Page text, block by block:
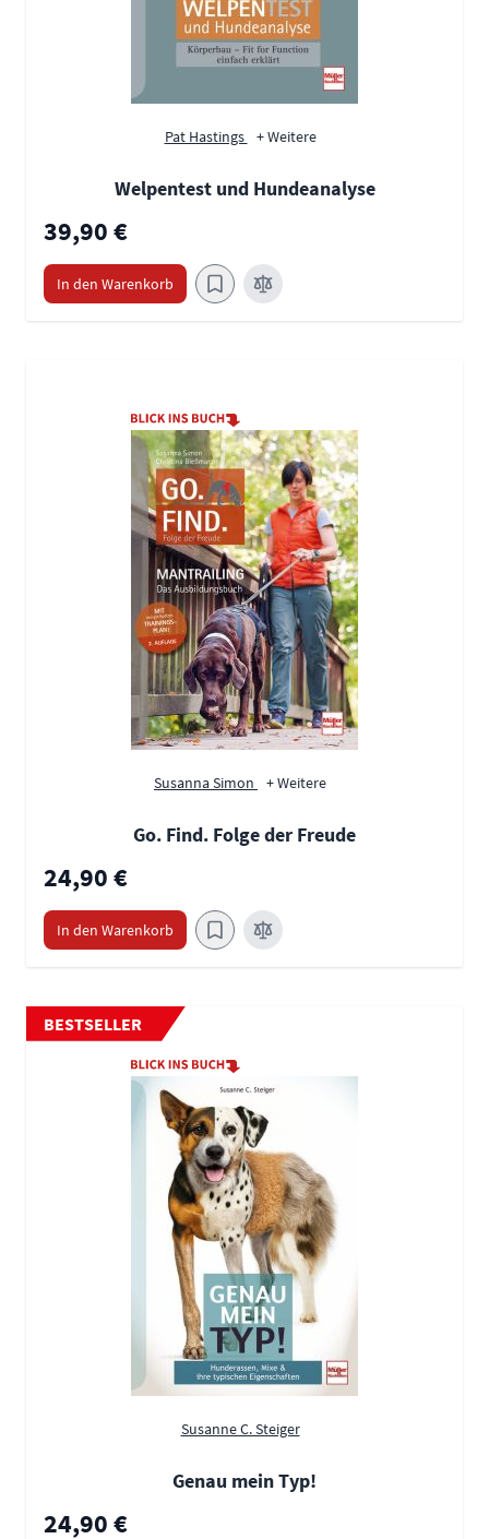
Pat Hastings + Weitere
Welpentest und Hundeanalyse
39,90 €
In den Warenkorb
Susanna Simon + Weitere
Go. Find. Folge der Freude
24,90 €
In den Warenkorb
BESTSELLER
Susanne C. Steiger
Genau mein Typ!
24,90 €